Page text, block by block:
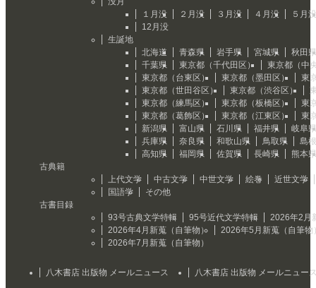
１月没
２月没 ３月没 ４月没
５月没
12月没
生誕地
北海道
青森県 岩手県 宮城県
秋田県
千葉県
東京都（千代田区）
東京都（中
東京都（台東区）
東京都（墨田区）
東
東京都（世田谷区）
東京都（渋谷区）
東京都（練馬区）
東京都（板橋区）
東
東京都（葛飾区）
東京都（江東区）
東
新潟県
富山県 石川県 福井県
岐阜県
兵庫県
奈良県 和歌山県 鳥取県
島
高知県
福岡県 佐賀県 長崎県
熊本県
古典籍
上代文学
中古文学 中世文学 絵巻
近世文学
国語学
その他
古書目録
93号古典文学特輯
95号近代文学特輯
2026年2月
2026年4月新蒐（自筆物）
2026年5月新蒐（自筆物
2026年7月新蒐（自筆物）
八木書店 出版物 メールニュース 八木書店 出版物 メールニュー